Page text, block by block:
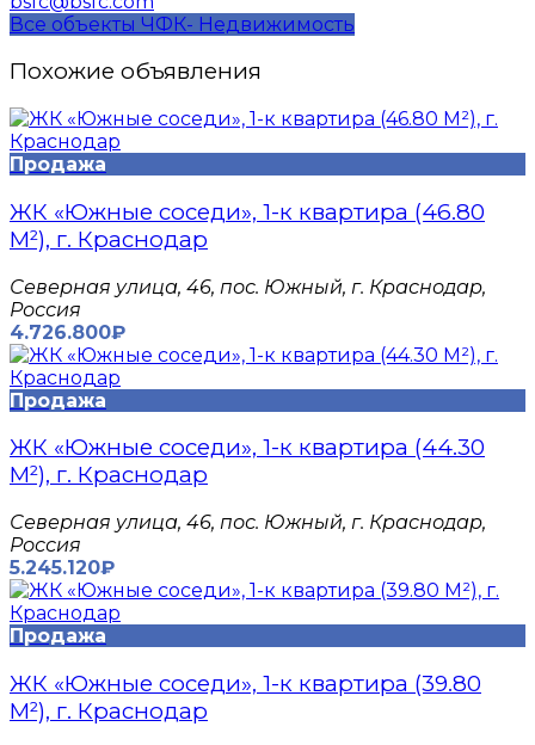
Все объекты ЧФК- Недвижимость
Похожие объявления
Продажа
ЖК «Южные соседи», 1-к квартира (46.80
М²), г. Краснодар
Северная улица, 46, пос. Южный, г. Краснодар,
Россия
4.726.800₽
Продажа
ЖК «Южные соседи», 1-к квартира (44.30
М²), г. Краснодар
Северная улица, 46, пос. Южный, г. Краснодар,
Россия
5.245.120₽
Продажа
ЖК «Южные соседи», 1-к квартира (39.80
М²), г. Краснодар